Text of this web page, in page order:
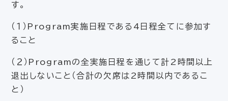
す。
（１）Program実施日程である4日程全てに参加す
ること
（２）Programの全実施日程を通じて計2時間以上
退出しないこと（合計の欠席は2時間以内であるこ
と）